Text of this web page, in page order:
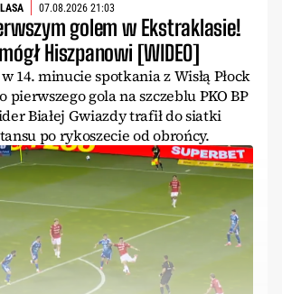
07.08.2026 21:03
golem w Ekstraklasie!
Hiszpanowi [WIDEO]
14. minucie spotkania z Wisłą Płock
pierwszego gola na szczeblu PKO BP
Białej Gwiazdy trafił do siatki
po rykoszecie od obrońcy.